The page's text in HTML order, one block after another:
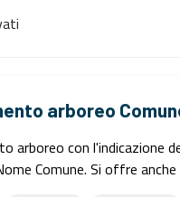
arboreo
arboreo con l'indicazione
Comune. Si offre anche